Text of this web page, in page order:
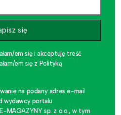
się
em się i akceptuję treść
em się z Polityką
na podany adres e-mail
wydawcy portalu
MAGAZYNY sp. z o.o., w tym